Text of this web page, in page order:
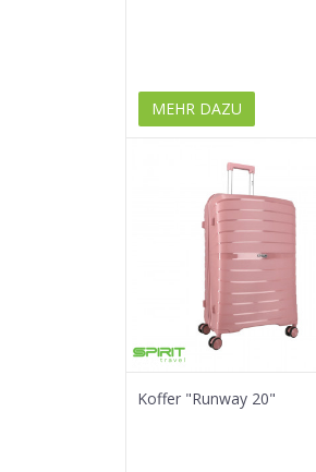
MEHR DAZU
Koffer "Runway 20"